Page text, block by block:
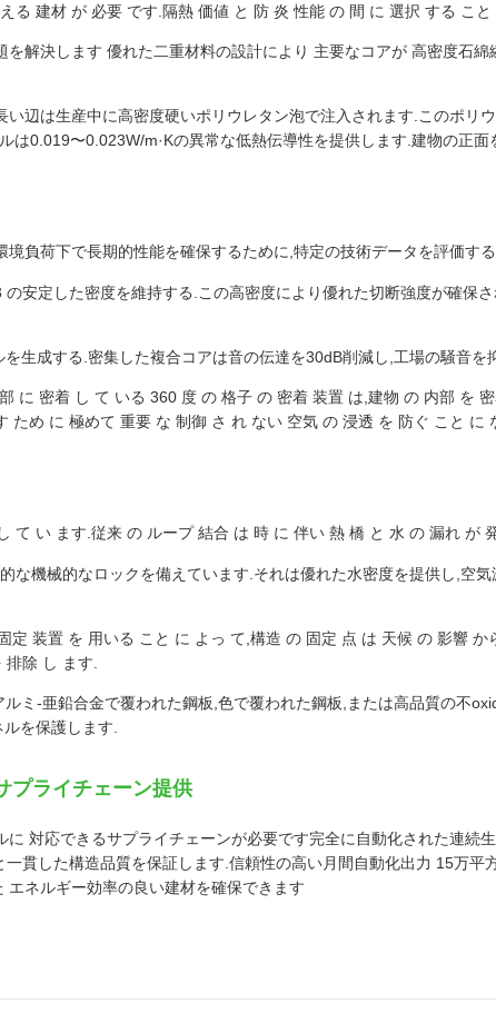
る 建材 が 必要 です.隔熱 価値 と 防 炎 性能 の 間 に 選択 する こと
解決します 優れた二重材料の設計により 主要なコアが 高密度石
辺は生産中に高密度硬いポリウレタン泡で注入されます.このポリ
0.019〜0.023W/m·Kの異常な低熱伝導性を提供します.建物の正面
負荷下で長期的性能を確保するために,特定の技術データを評価す
安定した密度を維持する.この高密度により優れた切断強度が確保
生成する.密集した複合コアは音の伝達を30dB削減し,工場の騒音を
に 密着 し て いる 360 度 の 格子 の 密着 装置 は,建物 の 内部 を
ため に 極めて 重要 な 制御 さ れ ない 空気 の 浸透 を 防ぐ こと に
て い ます.従来 の ループ 結合 は 時 に 伴い 熱 橋 と 水 の 漏れ が
な機械的なロックを備えています.それは優れた水密度を提供し,空
定 装置 を 用いる こと に よっ て,構造 の 固定 点 は 天候 の 影響
除 し ます.
ミ-亜鉛合金で覆われた鋼板,色で覆われた鋼板,または高品質の不
を保護します.
プライチェーン提供
対応できるサプライチェーンが必要です完全に自動化された連続
貫した構造品質を保証します.信頼性の高い月間自動化出力 15万平
ネルギー効率の良い建材を確保できます